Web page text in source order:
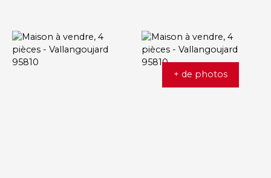
+ de photos